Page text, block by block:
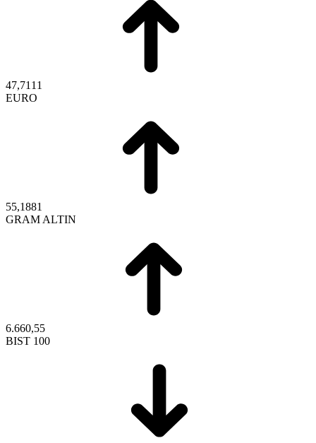
47,7111
EURO
55,1881
GRAM ALTIN
6.660,55
BIST 100